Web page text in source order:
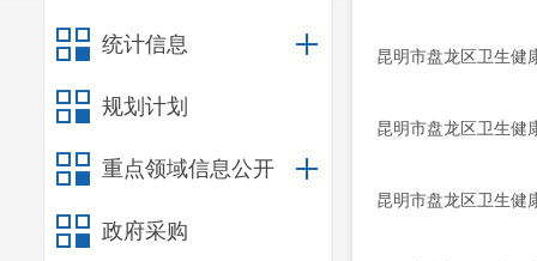
统计信息
规划计划
重点领域信息公开
政府采购
昆明市盘龙区卫生健
昆明市盘龙区卫生健
昆明市盘龙区卫生